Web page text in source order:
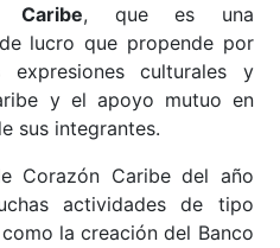
Caribe, que es una
lucro que propende por
culturales y
y el apoyo mutuo en
sus integrantes.
Corazón Caribe del año
actividades de tipo
la creación del Banco